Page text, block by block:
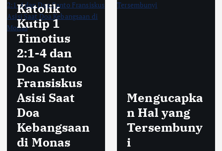
Katolik
Kutip 1
Timotius
2:1-4 dan
Doa Santo
Fransiskus
Asisi Saat
Doa
Kebangsaan
di Monas
Mengucapka
n Hal yang
Tersembuny
i